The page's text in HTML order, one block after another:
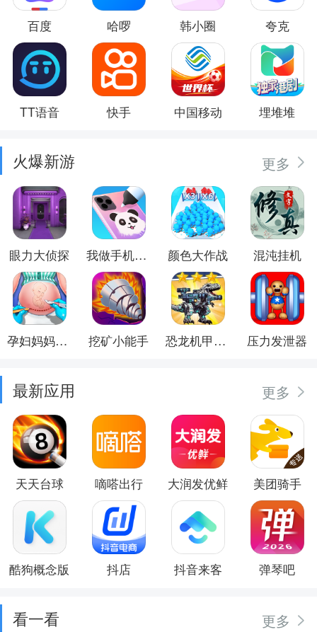
百度 哈啰 韩小圈 夸克
TT语音 快手 中国移动 埋堆堆
火爆新游 更多
眼力大侦探 我做手机壳特好看 颜色大作战 混沌挂机
孕妇妈妈日记 挖矿小能手 恐龙机甲射手 压力发泄器
最新应用 更多
天天台球 嘀嗒出行 大润发优鲜 美团骑手
酷狗概念版 抖店 抖音来客 弹琴吧
看一看 更多